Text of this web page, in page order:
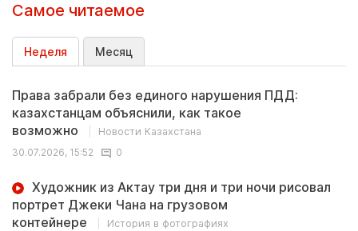
Самое читаемое
Неделя Месяц
Права забрали без единого нарушения ПДД:
казахстанцам объяснили, как такое
возможно
Новости Казахстана
30.07.2026, 15:52
0
Художник из Актау три дня и три ночи рисовал
портрет Джеки Чана на грузовом
контейнере
История в фотографиях